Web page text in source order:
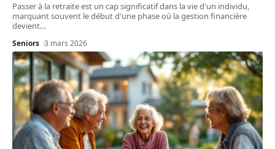
Passer à la retraite est un cap significatif dans la vie d'un individu,
marquant souvent le début d'une phase où la gestion financière
devient…
Seniors 3 mars 2026